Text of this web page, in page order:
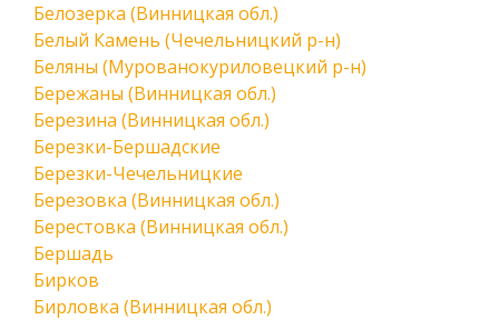
Белозерка (Винницкая обл.)
Белый Камень (Чечельницкий р-н)
Беляны (Мурованокуриловецкий р-н)
Бережаны (Винницкая обл.)
Березина (Винницкая обл.)
Березки-Бершадские
Березки-Чечельницкие
Березовка (Винницкая обл.)
Берестовка (Винницкая обл.)
Бершадь
Бирков
Бирловка (Винницкая обл.)